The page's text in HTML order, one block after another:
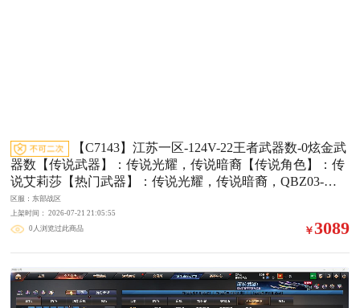
器数【传说武器】：传说光耀，传说暗裔【传说角色】：传
说艾莉莎【热门武器】：传说光耀，传说暗裔，QBZ03-金
色蔷薇，Scar Light-白虎，HK417-朱雀，M200-幻神，M200-
竞技荣光，荣耀世冠-柯尔特，Kar98K-星神，金色小号，Cat
-刀锋，炼狱-迷你小钢，毒蜂，牛牛-AK47，M4A1-黑骑
蝴蝶，羊驼玩偶，USP-雷暴，沙鹰-修罗*3，柯尔特-赛博朋
克，荣耀世冠-龙啸，金刚伞【王者炫金武器】：王者凤吟，
斩神刀-雷暴王者，王者之魄闪光弹【音效
区服：东部战区
上架时间： 2026-07-21 21:05:55
0人浏览过此商品
￥3089